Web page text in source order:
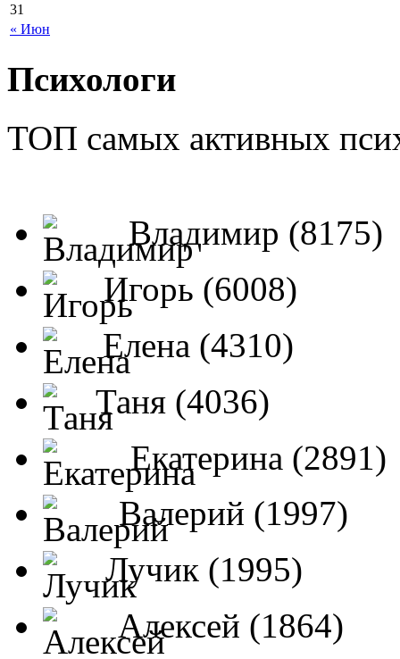
« Июн
31
Психологи
ТОП самых активных
Владимир (8175)
Игорь (6008)
Елена (4310)
Таня (4036)
Екатерина (2891)
Валерий (1997)
Лучик (1995)
Алексей (1864)